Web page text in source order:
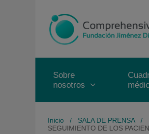
contenido
Sobre
nosotros
Inicio / SALA DE PRENSA/
SEGUIMIENTO DE LOS